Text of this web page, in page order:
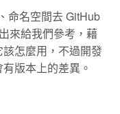
命名空間去 GitHub
來給我們參考，藉
怎麼用，不過開發
版本上的差異。